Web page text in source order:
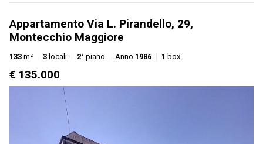
Appartamento Via L. Pirandello, 29,
Montecchio Maggiore
133 m² 3 locali 2° piano Anno 1986 1 box
€ 135.000